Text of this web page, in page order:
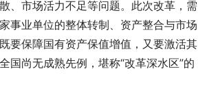
、市场活力不足等问题。此次改革，需
事业单位的整体转制、资产整合与市场
要保障国有资产保值增值，又要激活其
国尚无成熟先例，堪称“改革深水区”的